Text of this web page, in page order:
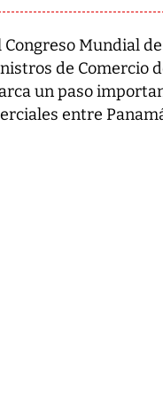
Mundial
de Comercio
un paso
entre